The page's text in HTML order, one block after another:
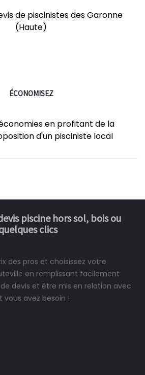
de piscinistes des Garonne
(Haute)
ÉCONOMISEZ
en profitant de la
d'un pisciniste local
piscine hors sol, bois ou
clics
des pros et choisissez votre
en remplissant facilement
devis et être mis en relation avec
vous avez besoin !